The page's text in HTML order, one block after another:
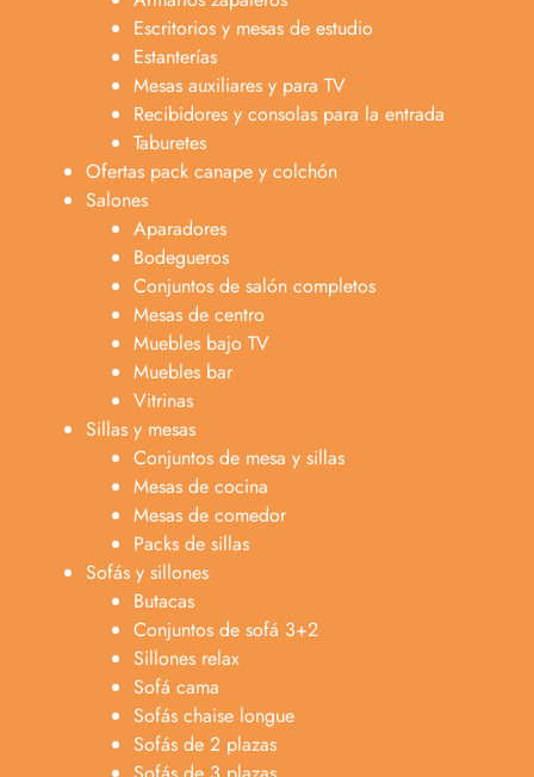
Escritorios y mesas de estudio
Estanterías
Mesas auxiliares y para TV
Recibidores y consolas para la entrada
Taburetes
Ofertas pack canape y colchón
Salones
Aparadores
Bodegueros
Conjuntos de salón completos
Mesas de centro
Muebles bajo TV
Muebles bar
Vitrinas
Sillas y mesas
Conjuntos de mesa y sillas
Mesas de cocina
Mesas de comedor
Packs de sillas
Sofás y sillones
Butacas
Conjuntos de sofá 3+2
Sillones relax
Sofá cama
Sofás chaise longue
Sofás de 2 plazas